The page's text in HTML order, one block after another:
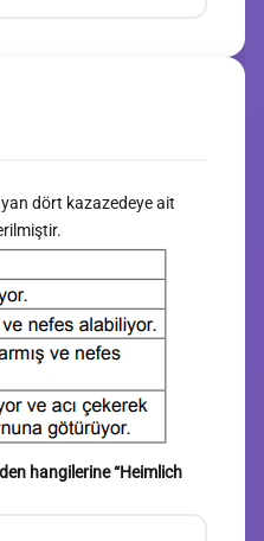
dört kazazedeye ait
hangilerine “Heimlich